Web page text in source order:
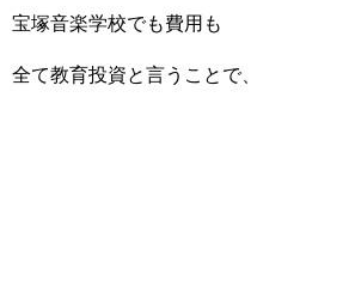
宝塚音楽学校でも費用も
全て教育投資と言うことで、